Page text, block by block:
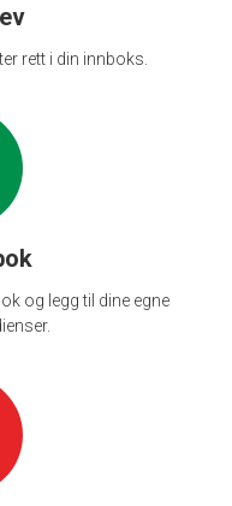
rett i din innboks.
og legg til dine egne